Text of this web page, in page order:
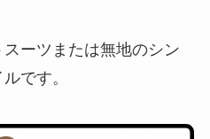
ーツまたは無地のシン
です。